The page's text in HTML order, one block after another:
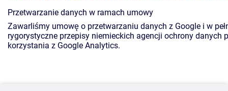
Przetwarzanie danych w ramach umowy
Zawarliśmy umowę o przetwarzaniu danych z Google i w
rygorystyczne przepisy niemieckich agencji ochrony danych
korzystania z Google Analytics.